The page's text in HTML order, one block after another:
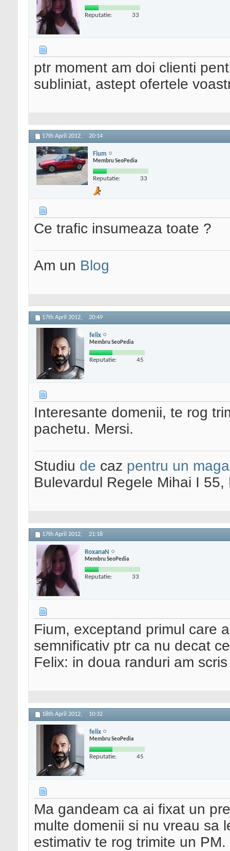
Reputatie: 33
ptr moment am doi clienti
subliniat, astept ofertele
17th April 2012, 20:14
Fium
Membru SeoPedia
Reputatie: 33
Ce trafic insumeaza toate ?
Am un Blog
17th April 2012, 20:49
felix
Membru SeoPedia
Reputatie: 45
Interesante domenii, te rog
pachetu. Mersi.
Studiu de caz pentru un
Bulevardul Regele Mihai I
17th April 2012, 21:18
RoxanaN
Membru SeoPedia
Reputatie: 33
Fium, exceptand primul care
semnificativ ptr ca nu decat
Felix: in doua randuri am
18th April 2012, 10:32
felix
Membru SeoPedia
Reputatie: 45
Ma gandeam ca ai fixat un
multe domenii si nu vreau sa
estimativ te rog trimite un PM.